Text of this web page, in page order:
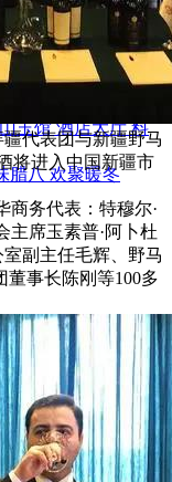
游 伊犁霍城县晃晃
津县巡游
伊犁州
木湖巡游
玉馆 酒店大厅 料
腊八 欢聚暖冬
代表团与新疆野马
将进入中国新疆市
商务代表：特穆尔·
主席玉素普·阿卜杜
副主任毛辉、野马
事长陈刚等100多